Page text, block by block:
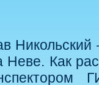
Неве. Как